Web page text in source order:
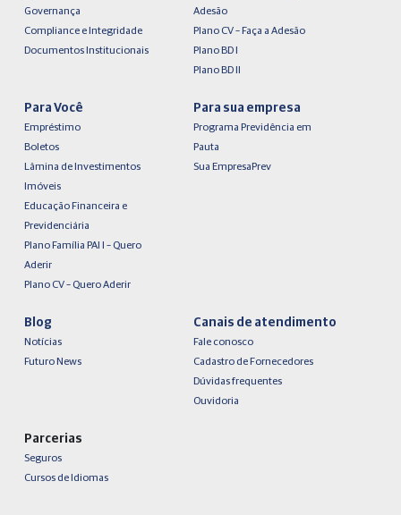
Governança
Compliance e Integridade
Documentos Institucionais
Adesão
Plano CV – Faça a Adesão
Plano BD I
Plano BD II
Para Você
Empréstimo
Boletos
Lâmina de Investimentos
Imóveis
Educação Financeira e
Previdenciária
Plano Família PAI I – Quero
Aderir
Plano CV – Quero Aderir
Para sua empresa
Programa Previdência em
Pauta
Sua EmpresaPrev
Blog
Notícias
Futuro News
Canais de atendimento
Fale conosco
Cadastro de Fornecedores
Dúvidas frequentes
Ouvidoria
Parcerias
Seguros
Cursos de Idiomas